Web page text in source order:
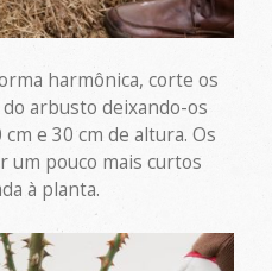
harmônica, corte os
arbusto deixando-os
e 30 cm de altura. Os
um pouco mais curtos
à planta.